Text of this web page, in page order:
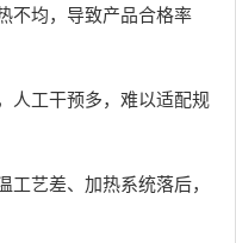
不均，导致产品合格率
人工干预多，难以适配规
工艺差、加热系统落后，